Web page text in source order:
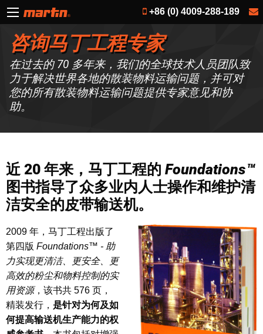
+86 (0) 4009-288-189
咨询马丁工程专家
在过去的 70 多年来，我们的全球技术人员团队致
力于解决世界各地的散装物料运输问题，并可对
您的所有散装物料运输问题提供专家意见和协
助。
近 20 年来，马丁工程的 Foundations™
图书指导了众多业内人士操作和维护清
洁安全的皮带输送机。
2009 年，马丁工程出版了
第四版 Foundations™ - 助
力实现更清洁、更安全、更
高效的粉尘和物料控制的实
用资源，该书共 576 页，
精装发行， 是针对为何及如
何提高输送机生产能力的权